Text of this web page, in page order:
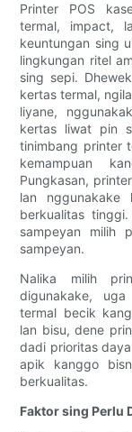
Printer POS
termal, impact,
keuntungan sing
lingkungan ritel
sing sepi.
kertas termal,
liyane,
kertas liwat pin
tinimbang printer
kemampuan
Pungkasan,
lan nggunakake
berkualitas
sampeyan milih
sampeyan.
Nalika milih
digunakake,
termal becik
lan bisu, dene
dadi prioritas
apik kanggo
berkualitas.
Faktor sing Perlu